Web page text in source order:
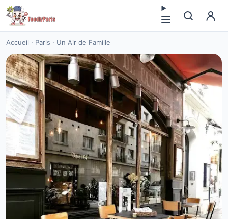
Accueil · Paris · Un Air de Famille